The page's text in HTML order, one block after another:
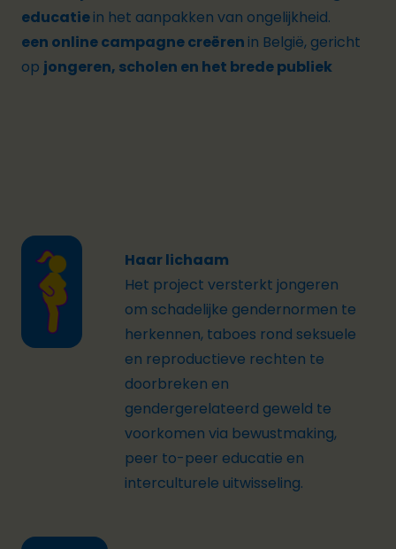
educatiein het aanpakken van ongelijkheid.
een online campagne creëren in België, gericht
op jongeren, scholen en het brede publiek
Haar lichaam
Het project versterkt jongeren
om schadelijke gendernormen te
herkennen, taboes rond seksuele
en reproductieve rechten te
doorbreken en
gendergerelateerd geweld te
voorkomen via bewustmaking,
peer to-peer educatie en
interculturele uitwisseling.